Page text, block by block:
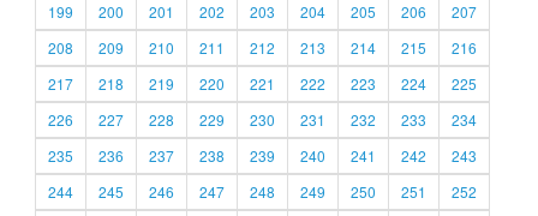
199
200 201 202 203 204 205 206
207
208
209 210 211 212 213 214 215
216
217
218 219 220 221 222 223 224
225
226
227 228 229 230 231 232 233
234
235
236 237 238 239 240 241 242
243
244
245 246 247 248 249 250 251
252